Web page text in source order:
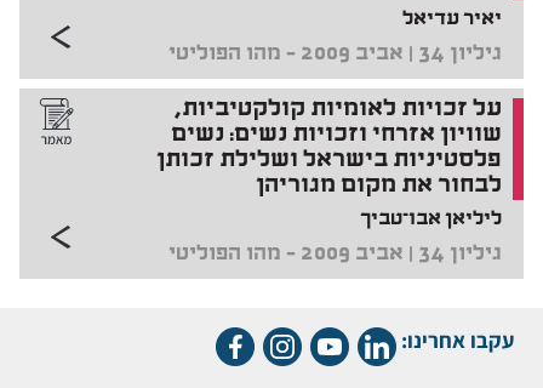
יאיר עדיאל
גיליון 34 | אביב 2009 - מהו הפוליטי
על זכויות לאומיות קולקטיביות,
שוויון אזרחי וזכויות נשים: נשים
פלסטיניות בישראל ושלילת זכותן
לבחור את מקום מגוריהן
ליליאן אבו־טביך
גיליון 34 | אביב 2009 - מהו הפוליטי
עקבו אחרינו: